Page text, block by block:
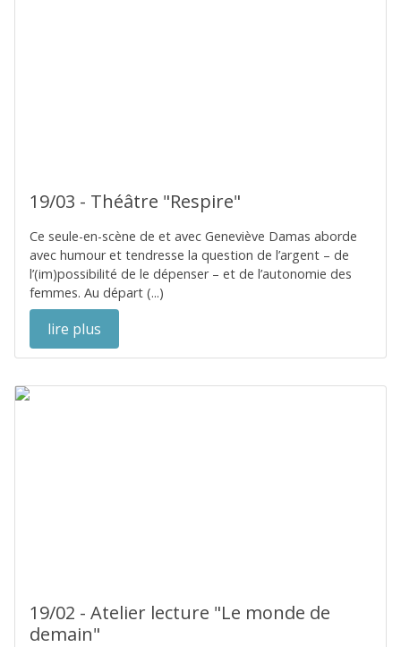
19/03 - Théâtre "Respire"
Ce seule-en-scène de et avec Geneviève Damas aborde
avec humour et tendresse la question de l’argent – de
l’(im)possibilité de le dépenser – et de l’autonomie des
femmes. Au départ (...)
lire plus
19/02 - Atelier lecture "Le monde de
demain"